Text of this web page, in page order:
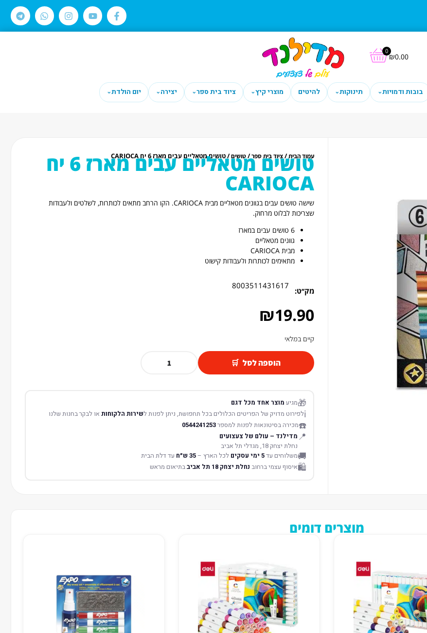
₪0.00
0
בובות ודמויות⌄ תינוקות⌄ להיטים מוצרי קיץ⌄ ציוד בית ספר⌄ יצירה⌄ יום הולדת⌄
עמוד הבית/ציוד בית ספר/טושים/ טושים מטאליים עבים מארז 6 יח CARIOCA טושים מטאליים עבים מארז 6 יח
CARIOCA
שישה טושים עבים בגוונים מטאליים מבית CARIOCA. הקו הרחב מתאים לכותרות, לשלטים ולעבודות
שצריכות לבלוט מרחוק.
6 טושים עבים במארז
גוונים מטאליים
מבית CARIOCA
מתאימים לכותרות ולעבודות קישוט
מק׳׳ט:
8003511431617
₪19.90
קיים במלאי
הוספה לסל
🎁מגיע מוצר אחד מכל דגם
ℹ️לפירוט מדויק של הפריטים הכלולים בכל תחפושת, ניתן לפנות לשירות הלקוחותאו לבקר בחנות שלנו
☎️מכירה בסיטונאות לפנות למספר0544241253
📍 מדילנד – עולם של צעצועים
נחלת יצחק 18, מגדלי תל אביב
🚚משלוחים עד5 ימי עסקים לכל הארץ –35 ש״ח עד דלת הבית
🛍️איסוף עצמי ברחוב נחלת יצחק 18 תל אביב בתיאום מראש
מוצרים דומים